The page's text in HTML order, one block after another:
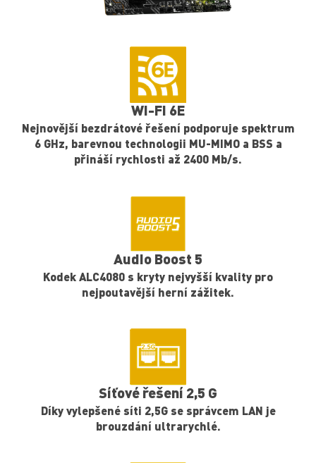
Technologie Core Boost
Kombinace 8+4 pinových napájecích konektorů a
prvotřídního rozložení je připravena na uvolnění
maximálního výkonu.
6vrstvá PCB se 2oz zesílenou mědí
Šestivrstvé PCB se zesílenou mědí o tloušťce 2 oz
poskytuje vyšší výkon a dlouhodobou stabilitu
Digitální PWM
Integrovaný digitální napájecí zdroj nejvyšší